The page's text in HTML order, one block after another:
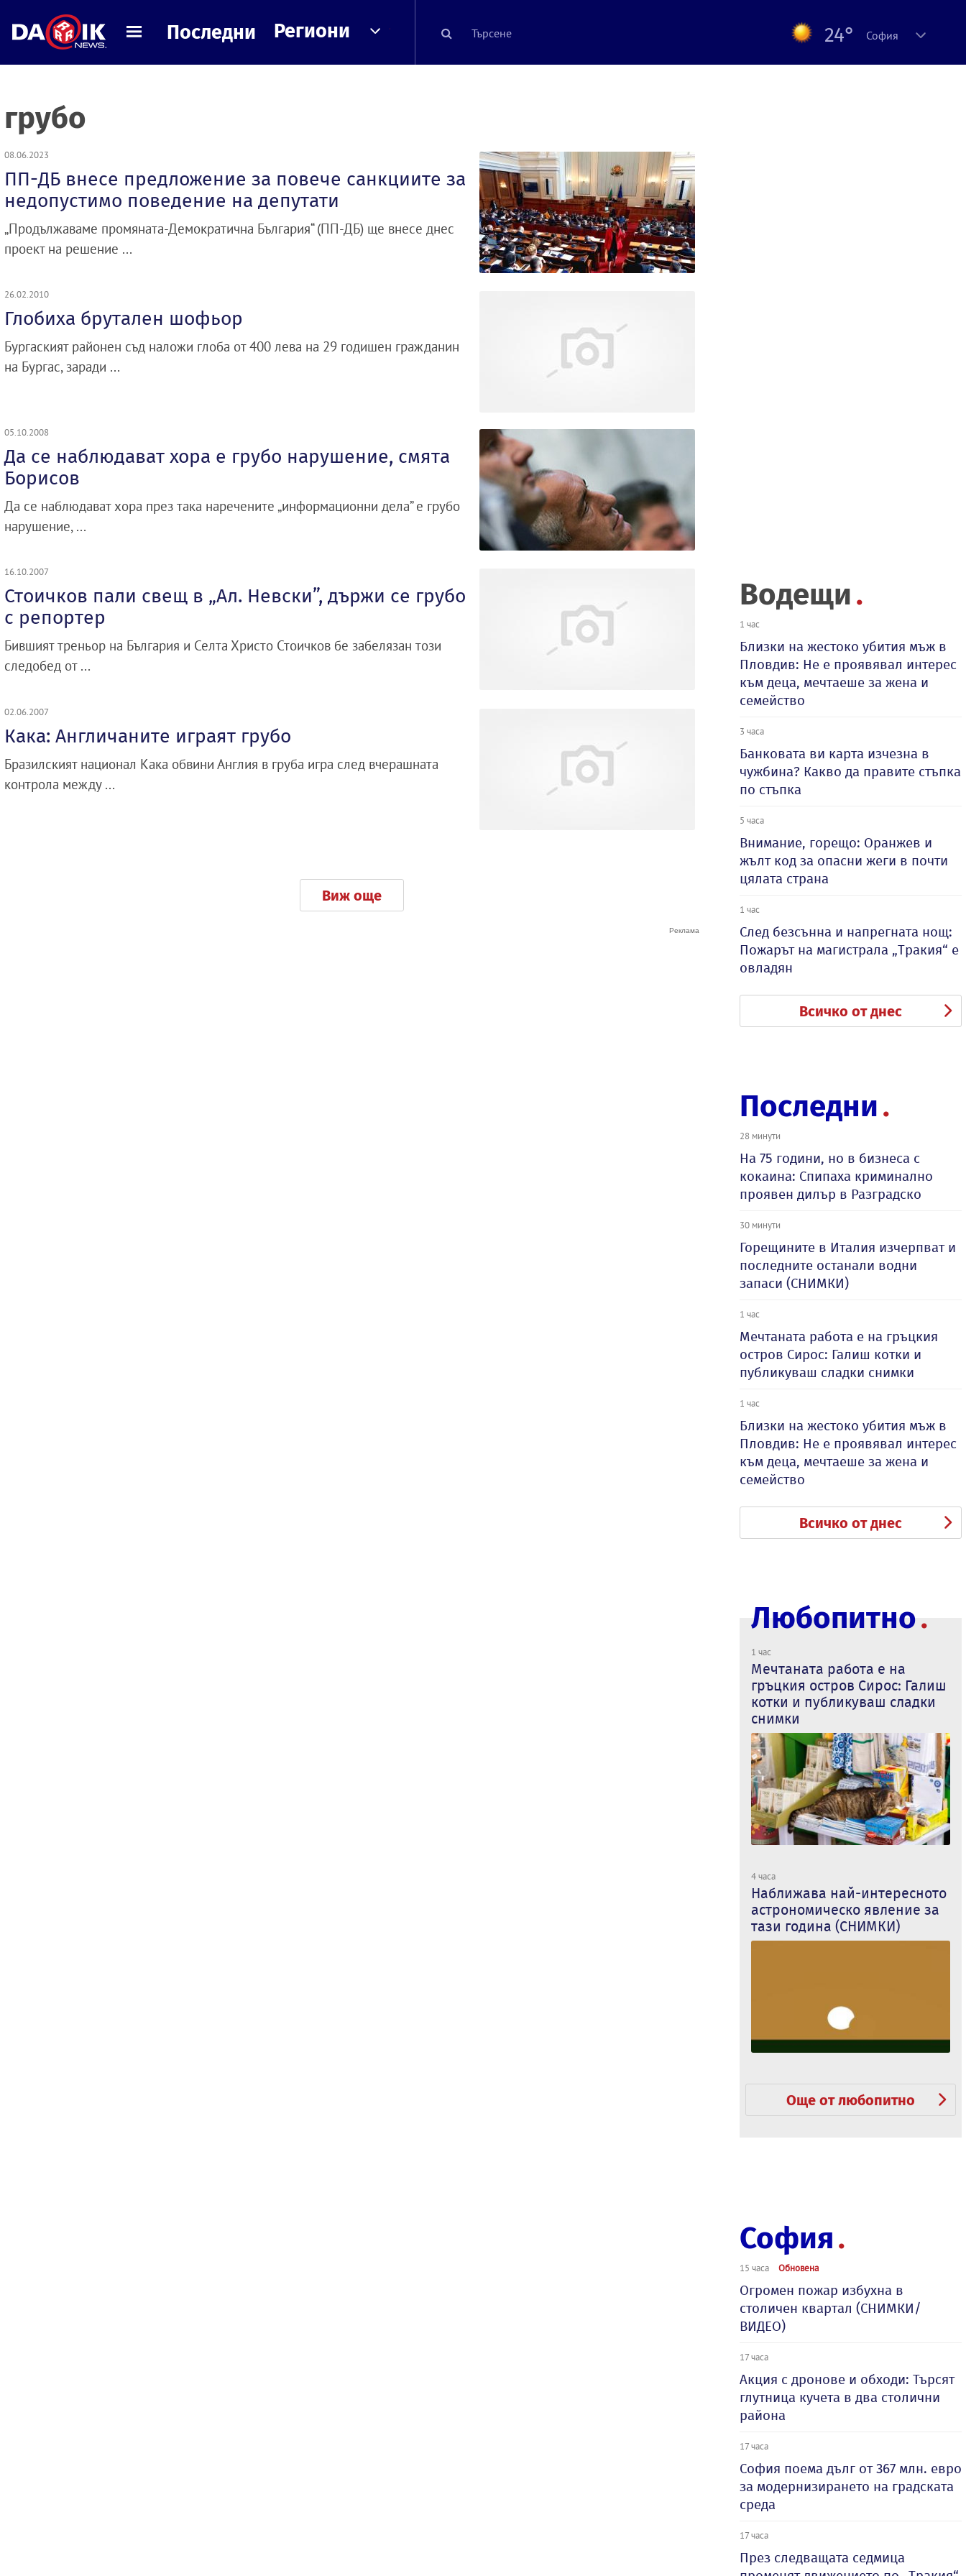
Последни Региони 24° София
грубо
08.06.2023
ПП-ДБ внесе предложение за повече санкциите за
недопустимо поведение на депутати
„Продължаваме промяната-Демократична България“ (ПП-ДБ) ще внесе днес
проект на решение ...
26.02.2010
Глобиха брутален шофьор
Бургаският районен съд наложи глоба от 400 лева на 29 годишен гражданин
на Бургас, заради ...
05.10.2008
Да се наблюдават хора е грубо нарушение, смята
Борисов
Да се наблюдават хора през така наречените „информационни дела” е грубо
нарушение, ...
16.10.2007
Стоичков пали свещ в „Ал. Невски”, държи се грубо
с репортер
Бившият треньор на България и Селта Христо Стоичков бе забелязан този
следобед от ...
02.06.2007
Кака: Англичаните играят грубо
Бразилският национал Кака обвини Англия в груба игра след вчерашната
контрола между ...
Виж още
Водещи
1 час
Близки на жестоко убития мъж в
Пловдив: Не е проявявал интерес
към деца, мечтаеше за жена и
семейство
3 часа
Банковата ви карта изчезна в
чужбина? Какво да правите стъпка
по стъпка
5 часа
Внимание, горещо: Оранжев и
жълт код за опасни жеги в почти
цялата страна
1 час
След безсънна и напрегната нощ:
Пожарът на магистрала „Тракия“ е
овладян
Всичко от днес
Последни
28 минути
На 75 години, но в бизнеса с
кокаина: Спипаха криминално
проявен дилър в Разградско
30 минути
Горещините в Италия изчерпват и
последните останали водни
запаси (СНИМКИ)
1 час
Мечтаната работа е на гръцкия
остров Сирос: Галиш котки и
публикуваш сладки снимки
1 час
Близки на жестоко убития мъж в
Пловдив: Не е проявявал интерес
към деца, мечтаеше за жена и
семейство
Всичко от днес
Любопитно
1 час
Мечтаната работа е на
гръцкия остров Сирос: Галиш
котки и публикуваш сладки
снимки
4 часа
Наближава най-интересното
астрономическо явление за
тази година (СНИМКИ)
Още от любопитно
София
15 часа Обновена
Огромен пожар избухна в
столичен квартал (СНИМКИ/
ВИДЕО)
17 часа
Акция с дронове и обходи: Търсят
глутница кучета в два столични
района
17 часа
София поема дълг от 367 млн. евро
за модернизирането на градската
среда
17 часа
През следващата седмица